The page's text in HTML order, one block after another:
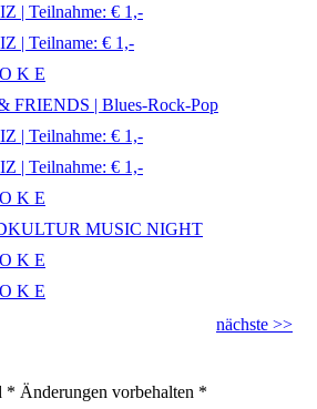
| Teilnahme: € 1,-
| Teilname: € 1,-
K E
FRIENDS | Blues-Rock-Pop
| Teilnahme: € 1,-
| Teilnahme: € 1,-
K E
MUSIC NIGHT
K E
K E
nächste >>
* Änderungen vorbehalten *